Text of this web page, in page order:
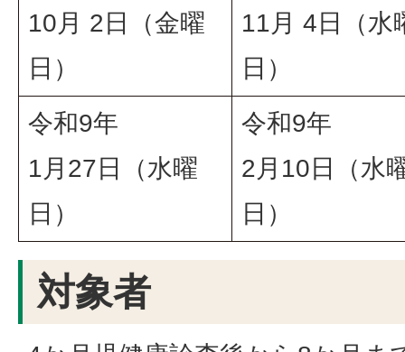
10月 2日（金曜
日）
11月 4日（水
日）
令和9年
1月27日（水曜
日）
令和9年
2月10日（水
日）
対象者